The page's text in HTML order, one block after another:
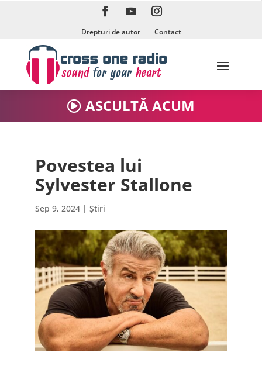
Drepturi de autor Contact
ASCULTĂ ACUM
Povestea lui
Sylvester Stallone
Sep 9, 2024| Știri